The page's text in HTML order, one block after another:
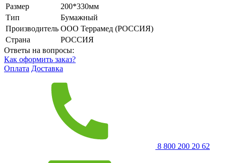
Размер
200*330мм
Тип
Бумажный
Производитель ООО Террамед (РОССИЯ)
Страна
РОССИЯ
Ответы на вопросы:
Как оформить заказ?
Оплата Доставка
8 800 200 20 62